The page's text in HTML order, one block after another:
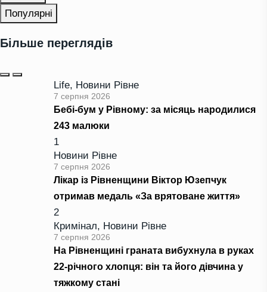
Популярні
Більше переглядів
Life, Новини Рівне
7 серпня 2026
Бебі-бум у Рівному: за місяць народилися
243 малюки
1
Новини Рівне
7 серпня 2026
Лікар із Рівненщини Віктор Юзепчук
отримав медаль «За врятоване життя»
2
Кримінал, Новини Рівне
7 серпня 2026
На Рівненщині граната вибухнула в руках
22-річного хлопця: він та його дівчина у
тяжкому стані